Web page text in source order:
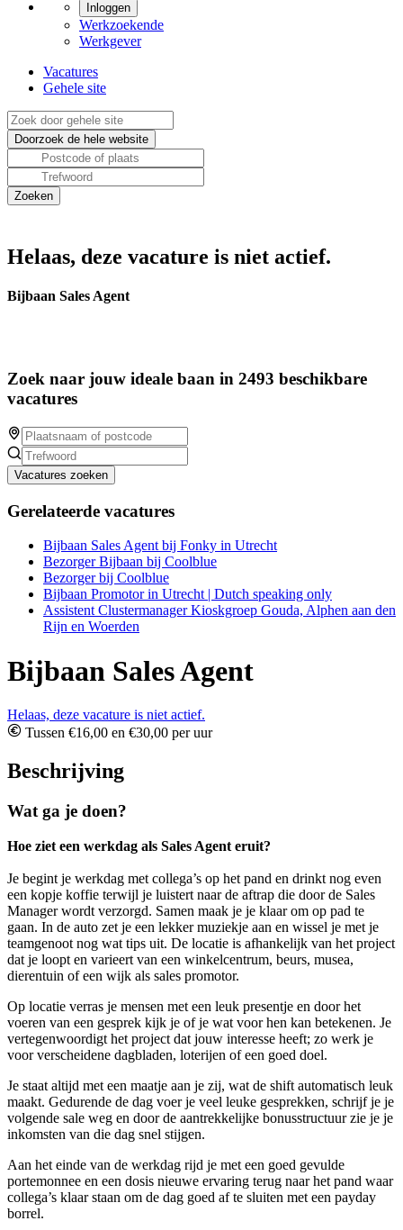
Inloggen
Werkzoekende
Werkgever
Vacatures
Gehele site
Helaas, deze vacature is niet actief.
Bijbaan Sales Agent
Zoek naar jouw ideale baan in 2493 beschikbare
vacatures
Vacatures zoeken
Gerelateerde vacatures
Bijbaan Sales Agent bij Fonky in Utrecht
Bezorger Bijbaan bij Coolblue
Bezorger bij Coolblue
Bijbaan Promotor in Utrecht | Dutch speaking only
Assistent Clustermanager Kioskgroep Gouda, Alphen aan den
Rijn en Woerden
Bijbaan Sales Agent
Helaas, deze vacature is niet actief.
Tussen €16,00 en €30,00 per uur
Beschrijving
Wat ga je doen?
Hoe ziet een werkdag als Sales Agent eruit?
Je begint je werkdag met collega’s op het pand en drinkt nog even
een kopje koffie terwijl je luistert naar de aftrap die door de Sales
Manager wordt verzorgd. Samen maak je je klaar om op pad te
gaan. In de auto zet je een lekker muziekje aan en wissel je met je
teamgenoot nog wat tips uit. De locatie is afhankelijk van het project
dat je loopt en varieert van een winkelcentrum, beurs, musea,
dierentuin of een wijk als sales promotor.
Op locatie verras je mensen met een leuk presentje en door het
voeren van een gesprek kijk je of je wat voor hen kan betekenen. Je
vertegenwoordigt het project dat jouw interesse heeft; zo werk je
voor verscheidene dagbladen, loterijen of een goed doel.
Je staat altijd met een maatje aan je zij, wat de shift automatisch leuk
maakt. Gedurende de dag voer je veel leuke gesprekken, schrijf je je
volgende sale weg en door de aantrekkelijke bonusstructuur zie je je
inkomsten van die dag snel stijgen.
Aan het einde van de werkdag rijd je met een goed gevulde
portemonnee en een dosis nieuwe ervaring terug naar het pand waar
collega’s klaar staan om de dag goed af te sluiten met een payday
borrel.